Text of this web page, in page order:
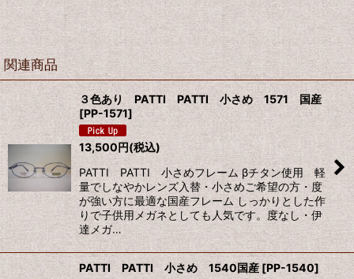
関連商品
３色あり PATTI PATTI 小さめ 1571 国産
[PP-1571]
13,500円(税込)
PATTI PATTI 小さめフレーム βチタン使用 軽
量でしなやかレンズ入替・小さめご希望の方・度
が強い方に最適な国産フレーム しっかりとした作
りで子供用メガネとしても人気です。度なし・伊
達メガ…
PATTI PATTI 小さめ 1540国産 [PP-1540]